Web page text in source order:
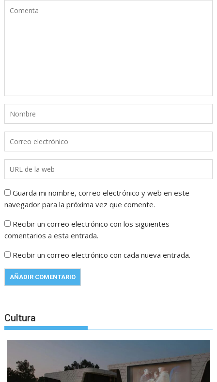
Guarda mi nombre, correo electrónico y web en este
navegador para la próxima vez que comente.
Recibir un correo electrónico con los siguientes
comentarios a esta entrada.
Recibir un correo electrónico con cada nueva entrada.
Cultura